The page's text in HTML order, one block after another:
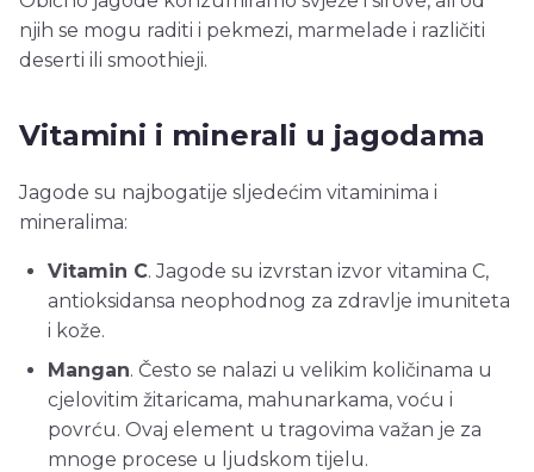
njih se mogu raditi i pekmezi, marmelade i različiti
deserti ili smoothieji.
Vitamini i minerali u jagodama
Jagode su najbogatije sljedećim vitaminima i
mineralima:
Vitamin C. Jagode su izvrstan izvor vitamina C,
antioksidansa neophodnog za zdravlje imuniteta
i kože.
Mangan. Često se nalazi u velikim količinama u
cjelovitim žitaricama, mahunarkama, voću i
povrću. Ovaj element u tragovima važan je za
mnoge procese u ljudskom tijelu.